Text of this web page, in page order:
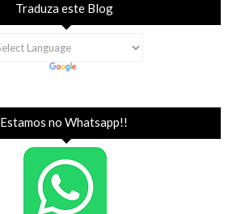
Traduza este Blog
Estamos no Whatsapp!!